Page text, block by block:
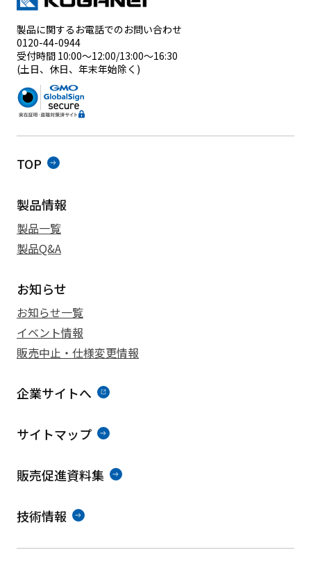
製品に関するお電話でのお問い合わせ
0120-44-0944
受付時間 10:00～12:00/13:00～16:30
(土日、休日、年末年始除く)
TOP
製品情報
製品一覧
製品Q&A
お知らせ
お知らせ一覧
イベント情報
販売中止・仕様変更情報
企業サイトへ
サイトマップ
販売促進資料集
技術情報